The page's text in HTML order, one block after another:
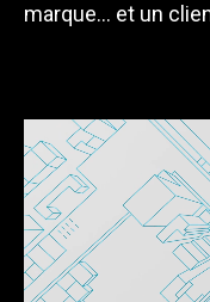
marque… et un